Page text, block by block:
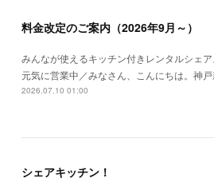
料金改定のご案内（2026年9月～）
みんなが使えるキッチン付きレンタルシェ
元気に営業中／みなさん、こんにちは。神
2026.07.10 01:00
シェアキッチン！